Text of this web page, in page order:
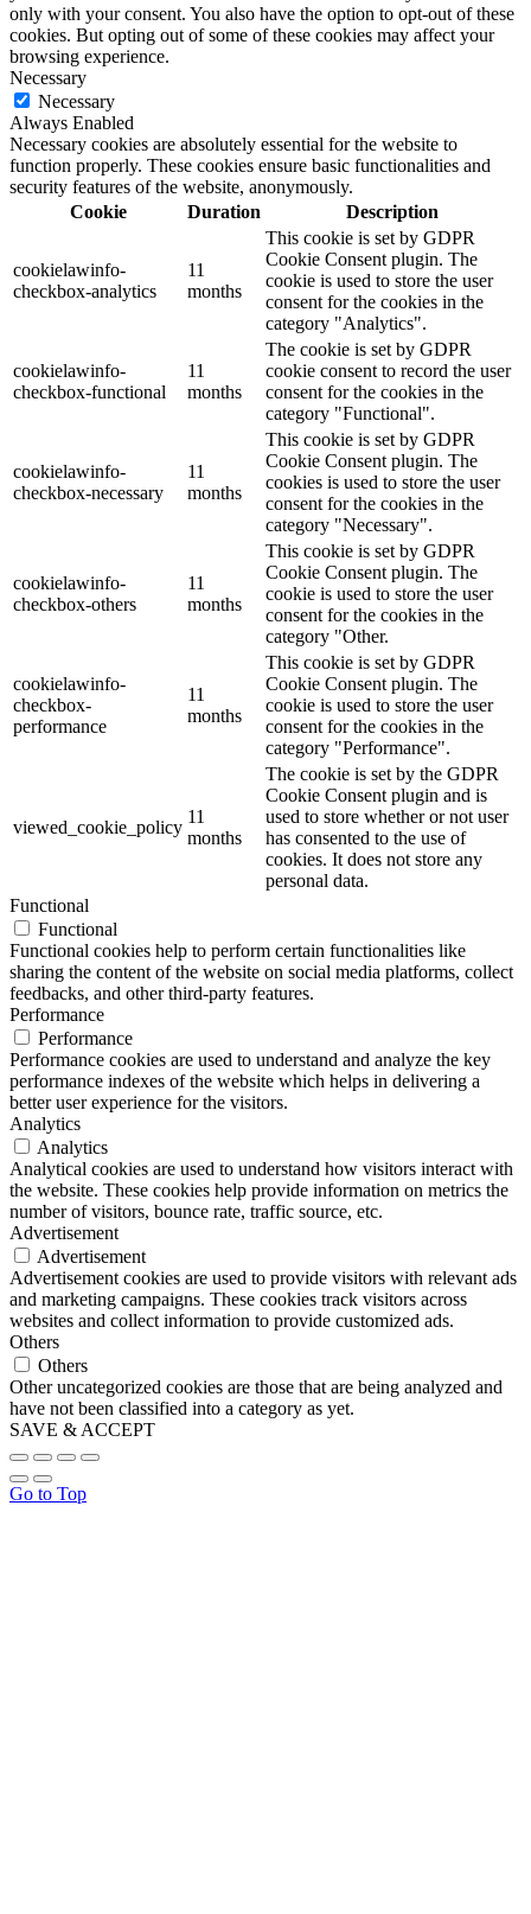
only with your consent. You also have the option to opt-out of these
cookies. But opting out of some of these cookies may affect your
browsing experience.
Necessary
Necessary
Always Enabled
Necessary cookies are absolutely essential for the website to
function properly. These cookies ensure basic functionalities and
security features of the website, anonymously.
Cookie
Duration Description
cookielawinfo-
checkbox-analytics
11
months
This cookie is set by GDPR
Cookie Consent plugin. The
cookie is used to store the user
consent for the cookies in the
category "Analytics".
cookielawinfo-
checkbox-functional
11
months
The cookie is set by GDPR
cookie consent to record the user
consent for the cookies in the
category "Functional".
cookielawinfo-
checkbox-necessary
11
months
This cookie is set by GDPR
Cookie Consent plugin. The
cookies is used to store the user
consent for the cookies in the
category "Necessary".
cookielawinfo-
checkbox-others
11
months
This cookie is set by GDPR
Cookie Consent plugin. The
cookie is used to store the user
consent for the cookies in the
category "Other.
cookielawinfo-
checkbox-
performance
11
months
This cookie is set by GDPR
Cookie Consent plugin. The
cookie is used to store the user
consent for the cookies in the
category "Performance".
viewed_cookie_policy
11
months
The cookie is set by the GDPR
Cookie Consent plugin and is
used to store whether or not user
has consented to the use of
cookies. It does not store any
personal data.
Functional
Functional
Functional cookies help to perform certain functionalities like
sharing the content of the website on social media platforms, collect
feedbacks, and other third-party features.
Performance
Performance
Performance cookies are used to understand and analyze the key
performance indexes of the website which helps in delivering a
better user experience for the visitors.
Analytics
Analytics
Analytical cookies are used to understand how visitors interact with
the website. These cookies help provide information on metrics the
number of visitors, bounce rate, traffic source, etc.
Advertisement
Advertisement
Advertisement cookies are used to provide visitors with relevant ads
and marketing campaigns. These cookies track visitors across
websites and collect information to provide customized ads.
Others
Others
Other uncategorized cookies are those that are being analyzed and
have not been classified into a category as yet.
SAVE & ACCEPT
Go to Top